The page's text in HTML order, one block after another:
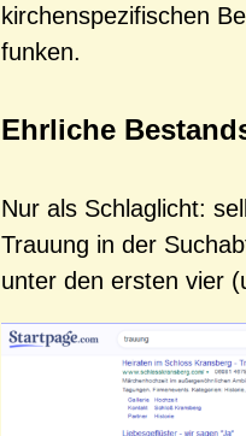
kirchenspezifischen
funken.
Ehrliche
Nur als Schlaglicht:
Trauung in der
unter den ersten vier